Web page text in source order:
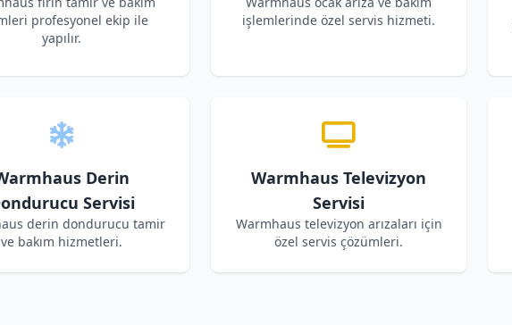
profesyonel ekip ile
yapılır.
işlemlerinde özel servis hizmeti.
Derin
Servisi
derin dondurucu tamir
ve bakım hizmetleri.
Warmhaus Televizyon
Servisi
Warmhaus televizyon arızaları için
özel servis çözümleri.